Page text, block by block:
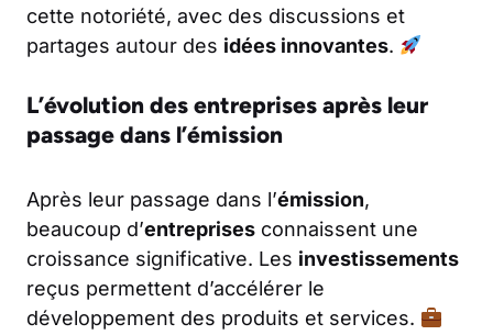
cette notoriété, avec des discussions et
partages autour des idées innovantes.
L’évolution des entreprises après leur
passage dans l’émission
Après leur passage dans l’émission,
beaucoup d’entreprises connaissent une
croissance significative. Les investissements
reçus permettent d’accélérer le
développement des produits et services.